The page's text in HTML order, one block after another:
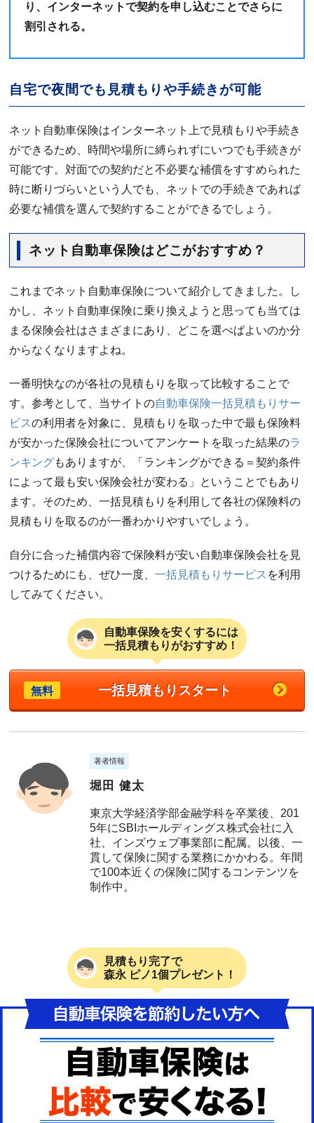
り、インターネットで契約を申し込むことでさらに
割引される。
自宅で夜間でも見積もりや手続きが可能
ネット自動車保険はインターネット上で見積もりや手続き
ができるため、時間や場所に縛られずにいつでも手続きが
可能です。対面での契約だと不必要な補償をすすめられた
時に断りづらいという人でも、ネットでの手続きであれば
必要な補償を選んで契約することができるでしょう。
ネット自動車保険はどこがおすすめ？
これまでネット自動車保険について紹介してきました。し
かし、ネット自動車保険に乗り換えようと思っても当ては
まる保険会社はさまざまにあり、どこを選べばよいのか分
からなくなりますよね。
一番明快なのが各社の見積もりを取って比較することで
す。参考として、当サイトの自動車保険一括見積もりサー
ビスの利用者を対象に、見積もりを取った中で最も保険料
が安かった保険会社についてアンケートを取った結果のラ
ンキングもありますが、「ランキングができる＝契約条件
によって最も安い保険会社が変わる」ということでもあり
ます。そのため、一括見積もりを利用して各社の保険料の
見積もりを取るのが一番わかりやすいでしょう。
自分に合った補償内容で保険料が安い自動車保険会社を見
つけるためにも、ぜひ一度、一括見積もりサービス を利用
してみてください。
自動車保険を安くするには
一括見積もりがおすすめ！
無料 一括見積もりスタート
著者情報
堀田 健太
東京大学経済学部金融学科を卒業後、201
5年にSBIホールディングス株式会社に入
社、インズウェブ事業部に配属。以後、一
貫して保険に関する業務にかかわる。年間
で100本近くの保険に関するコンテンツを
制作中。
見積もり完了で
森永 ピノ1個プレゼント！